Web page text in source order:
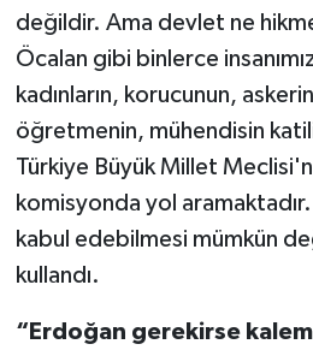
değildir. Ama devlet ne
Öcalan gibi binlerce
kadınların, korucunun,
öğretmenin, mühendisin
Türkiye Büyük Millet
komisyonda yol
kabul edebilmesi mümkün
kullandı.
“Erdoğan gerekirse